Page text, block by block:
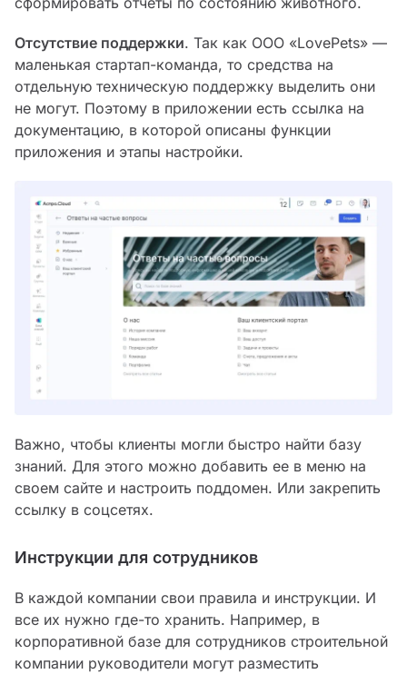
Отсутствие поддержки. Так как ООО «‎LovePets» —
маленькая стартап-команда, то средства на
отдельную техническую поддержку выделить они
не могут. Поэтому в приложении есть ссылка на
документацию, в которой описаны функции
приложения и этапы настройки.
Важно, чтобы клиенты могли быстро найти базу
знаний. Для этого можно добавить ее в меню на
своем сайте и настроить поддомен. Или закрепить
ссылку в соцсетях.
Инструкции для сотрудников
В каждой компании свои правила и инструкции. И
все их нужно где-то хранить. Например, в
корпоративной базе для сотрудников строительной
компании руководители могут разместить